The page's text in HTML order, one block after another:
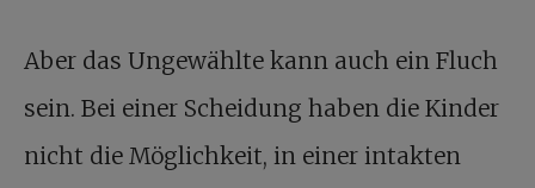
Aber das Ungewählte kann auch ein Fluch
sein. Bei einer Scheidung haben die Kinder
nicht die Möglichkeit, in einer intakten